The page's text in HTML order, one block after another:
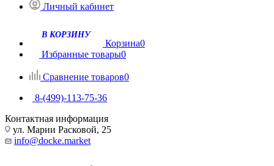
Личный кабинет
Корзина0
Избранные товары0
Сравнение товаров0
8-(499)-113-75-36
Контактная информация
ул. Марии Расковой, 25
info@docke.market